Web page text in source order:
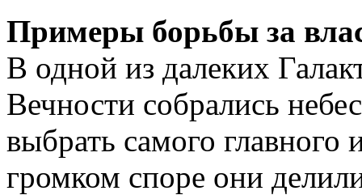
Примеры борьбы за
В одной из далеких
Вечности собрались
выбрать самого
громком споре они